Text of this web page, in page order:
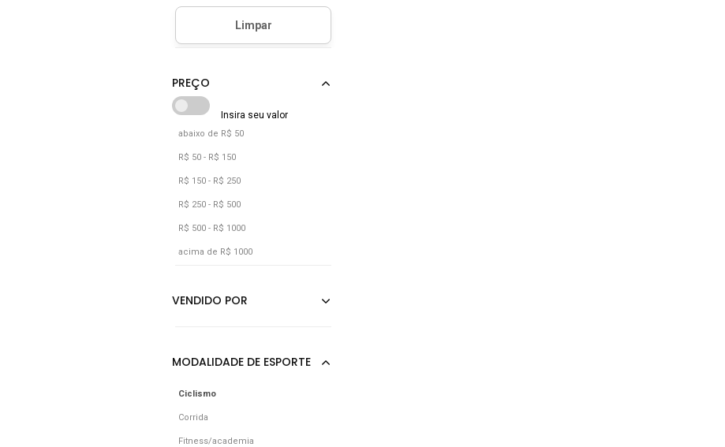
abaixo de R$ 50
R$ 50 - R$ 150
R$ 150 - R$ 250
R$ 250 - R$ 500
R$ 500 - R$ 1000
acima de R$ 1000
Ciclismo
Corrida
Fitness/academia